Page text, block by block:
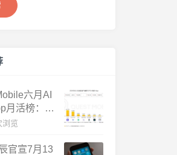
六月AI
月活榜：豆
层第一，
览
官宣7月13